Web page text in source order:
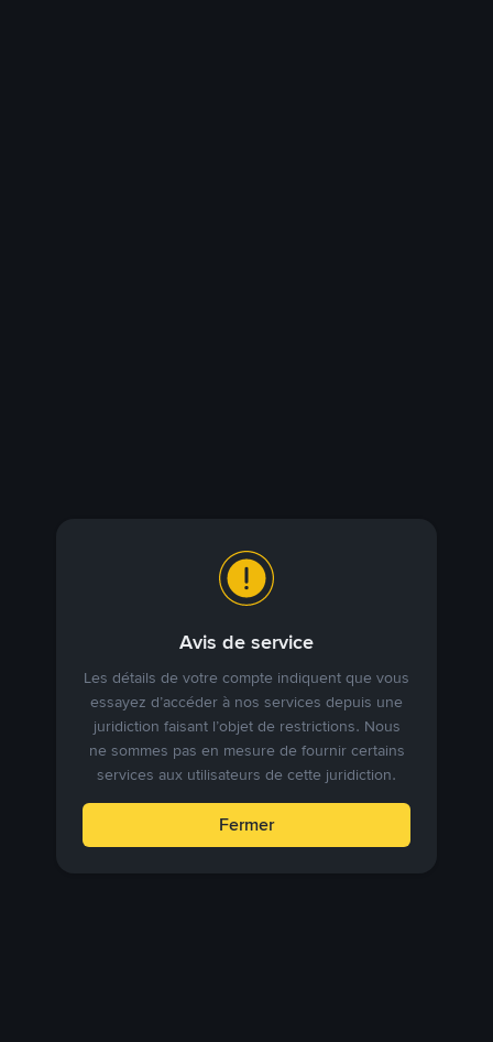
Avis de service
Les détails de votre compte indiquent que vous
essayez d’accéder à nos services depuis une
juridiction faisant l’objet de restrictions. Nous
ne sommes pas en mesure de fournir certains
services aux utilisateurs de cette juridiction.
Fermer